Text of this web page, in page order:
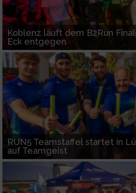
Koblenz läuft dem B2Run
Eck entgegen
RUN5 Teamstaffel startet in
auf Teamgeist